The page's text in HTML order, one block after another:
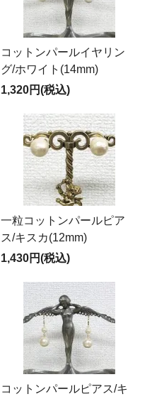
コットンパールイヤリン
グ/ホワイト(14mm)
1,320円(税込)
一粒コットンパールピア
ス/キスカ(12mm)
1,430円(税込)
コットンパールピアス/キ